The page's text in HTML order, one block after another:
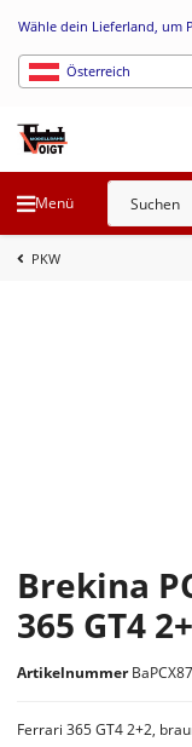
Wähle dein Lieferland, um
Österreich
Menü
PKW
Brekina
365 GT4
Artikelnummer
Ferrari 365 GT4 2+2,